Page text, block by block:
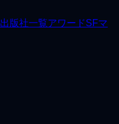
出版社一覧アワードSFマ